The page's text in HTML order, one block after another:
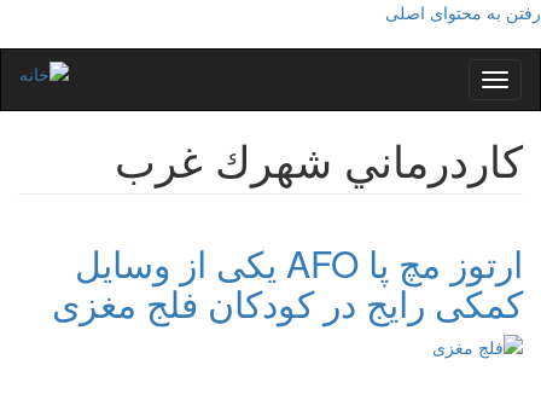
رفتن به محتوای اصلی
Toggle
navigation
كاردرماني شهرك غرب
ارتوز مچ پا AFO یکی از وسایل
کمکی رایج در کودکان فلج مغزی